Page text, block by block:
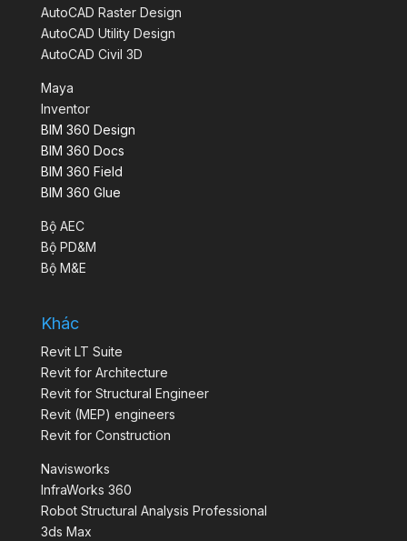
AutoCAD Raster Design
AutoCAD Utility Design
AutoCAD Civil 3D
Maya
Inventor
BIM 360 Design
BIM 360 Docs
BIM 360 Field
BIM 360 Glue
Bộ AEC
Bộ PD&M
Bộ M&E
Khác
Revit LT Suite
Revit for Architecture
Revit for Structural Engineer
Revit (MEP) engineers
Revit for Construction
Navisworks
InfraWorks 360
Robot Structural Analysis Professional
3ds Max